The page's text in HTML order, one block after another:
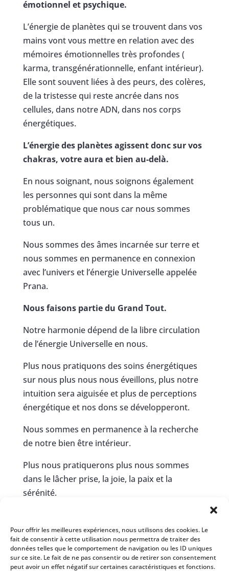
Pour offrir les meilleures expériences, nous utilisons des cookies. Le
fait de consentir à cette utilisation nous permettra de traiter des
données telles que le comportement de navigation ou les ID uniques
sur ce site. Le fait de ne pas consentir ou de retirer son consentement
peut avoir un effet négatif sur certaines caractéristiques et fonctions.
émotionnel et psychique.
L’énergie de planètes qui se trouvent dans vos
mains vont vous mettre en relation avec des
mémoires émotionnelles très profondes (
karma, transgénérationnelle, enfant intérieur).
Elle sont souvent liées à des peurs, des colères,
de la tristesse qui reste ancrée dans nos
cellules, dans notre ADN, dans nos corps
énergétiques.
L’énergie des planètes agissent donc sur vos
chakras, votre aura et bien au-delà.
En nous soignant, nous soignons également
les personnes qui sont dans la même
problématique que nous car nous sommes
tous un.
Nous sommes des âmes incarnée sur terre et
nous sommes en permanence en connexion
avec l’univers et l’énergie Universelle appelée
Prana.
Nous faisons partie du Grand Tout.
Notre harmonie dépend de la libre circulation
de l’énergie Universelle en nous.
Plus nous pratiquons des soins énergétiques
sur nous plus nous nous éveillons, plus notre
intuition sera aiguisée et plus de perceptions
énergétique et nos dons se développeront.
Nous sommes en permanence à la recherche
de notre bien être intérieur.
Plus nous pratiquerons plus nous sommes
dans le lâcher prise, la joie, la paix et la
sérénité.
Notre vie changera du tout pour le tout.
Quel merveilleux cadeau nous nous offrons là.